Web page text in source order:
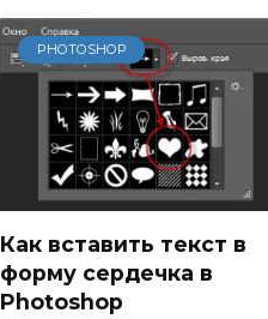
PHOTOSHOP
Как вставить текст в
форму сердечка в
Photoshop